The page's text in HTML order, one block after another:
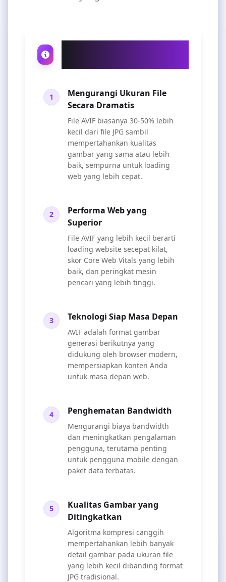
1
Mengurangi Ukuran File
Secara Dramatis
File AVIF biasanya 30-50% lebih
kecil dari file JPG sambil
mempertahankan kualitas
gambar yang sama atau lebih
baik, sempurna untuk loading
web yang lebih cepat.
2
Performa Web yang
Superior
File AVIF yang lebih kecil berarti
loading website secepat kilat,
skor Core Web Vitals yang lebih
baik, dan peringkat mesin
pencari yang lebih tinggi.
3 Teknologi Siap Masa Depan
AVIF adalah format gambar
generasi berikutnya yang
didukung oleh browser modern,
mempersiapkan konten Anda
untuk masa depan web.
4 Penghematan Bandwidth
Mengurangi biaya bandwidth
dan meningkatkan pengalaman
pengguna, terutama penting
untuk pengguna mobile dengan
paket data terbatas.
5
Kualitas Gambar yang
Ditingkatkan
Algoritma kompresi canggih
mempertahankan lebih banyak
detail gambar pada ukuran file
yang lebih kecil dibanding format
JPG tradisional.